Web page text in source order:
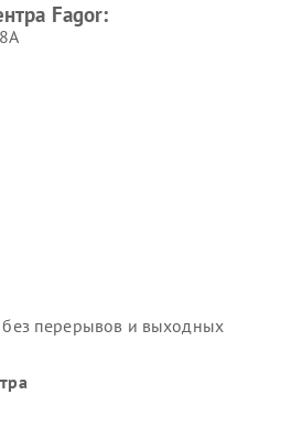
Fagor:
перерывов и выходных